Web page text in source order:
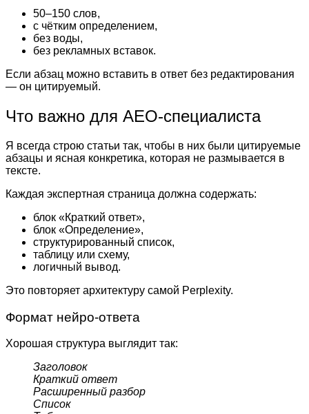
50–150 слов,
с чётким определением,
без воды,
без рекламных вставок.
Если абзац можно вставить в ответ без редактирования
— он цитируемый.
Что важно для AEO-специалиста
Я всегда строю статьи так, чтобы в них были цитируемые
абзацы и ясная конкретика, которая не размывается в
тексте.
Каждая экспертная страница должна содержать:
блок «Краткий ответ»,
блок «Определение»,
структурированный список,
таблицу или схему,
логичный вывод.
Это повторяет архитектуру самой Perplexity.
Формат нейро-ответа
Хорошая структура выглядит так:
Заголовок
Краткий ответ
Расширенный разбор
Список